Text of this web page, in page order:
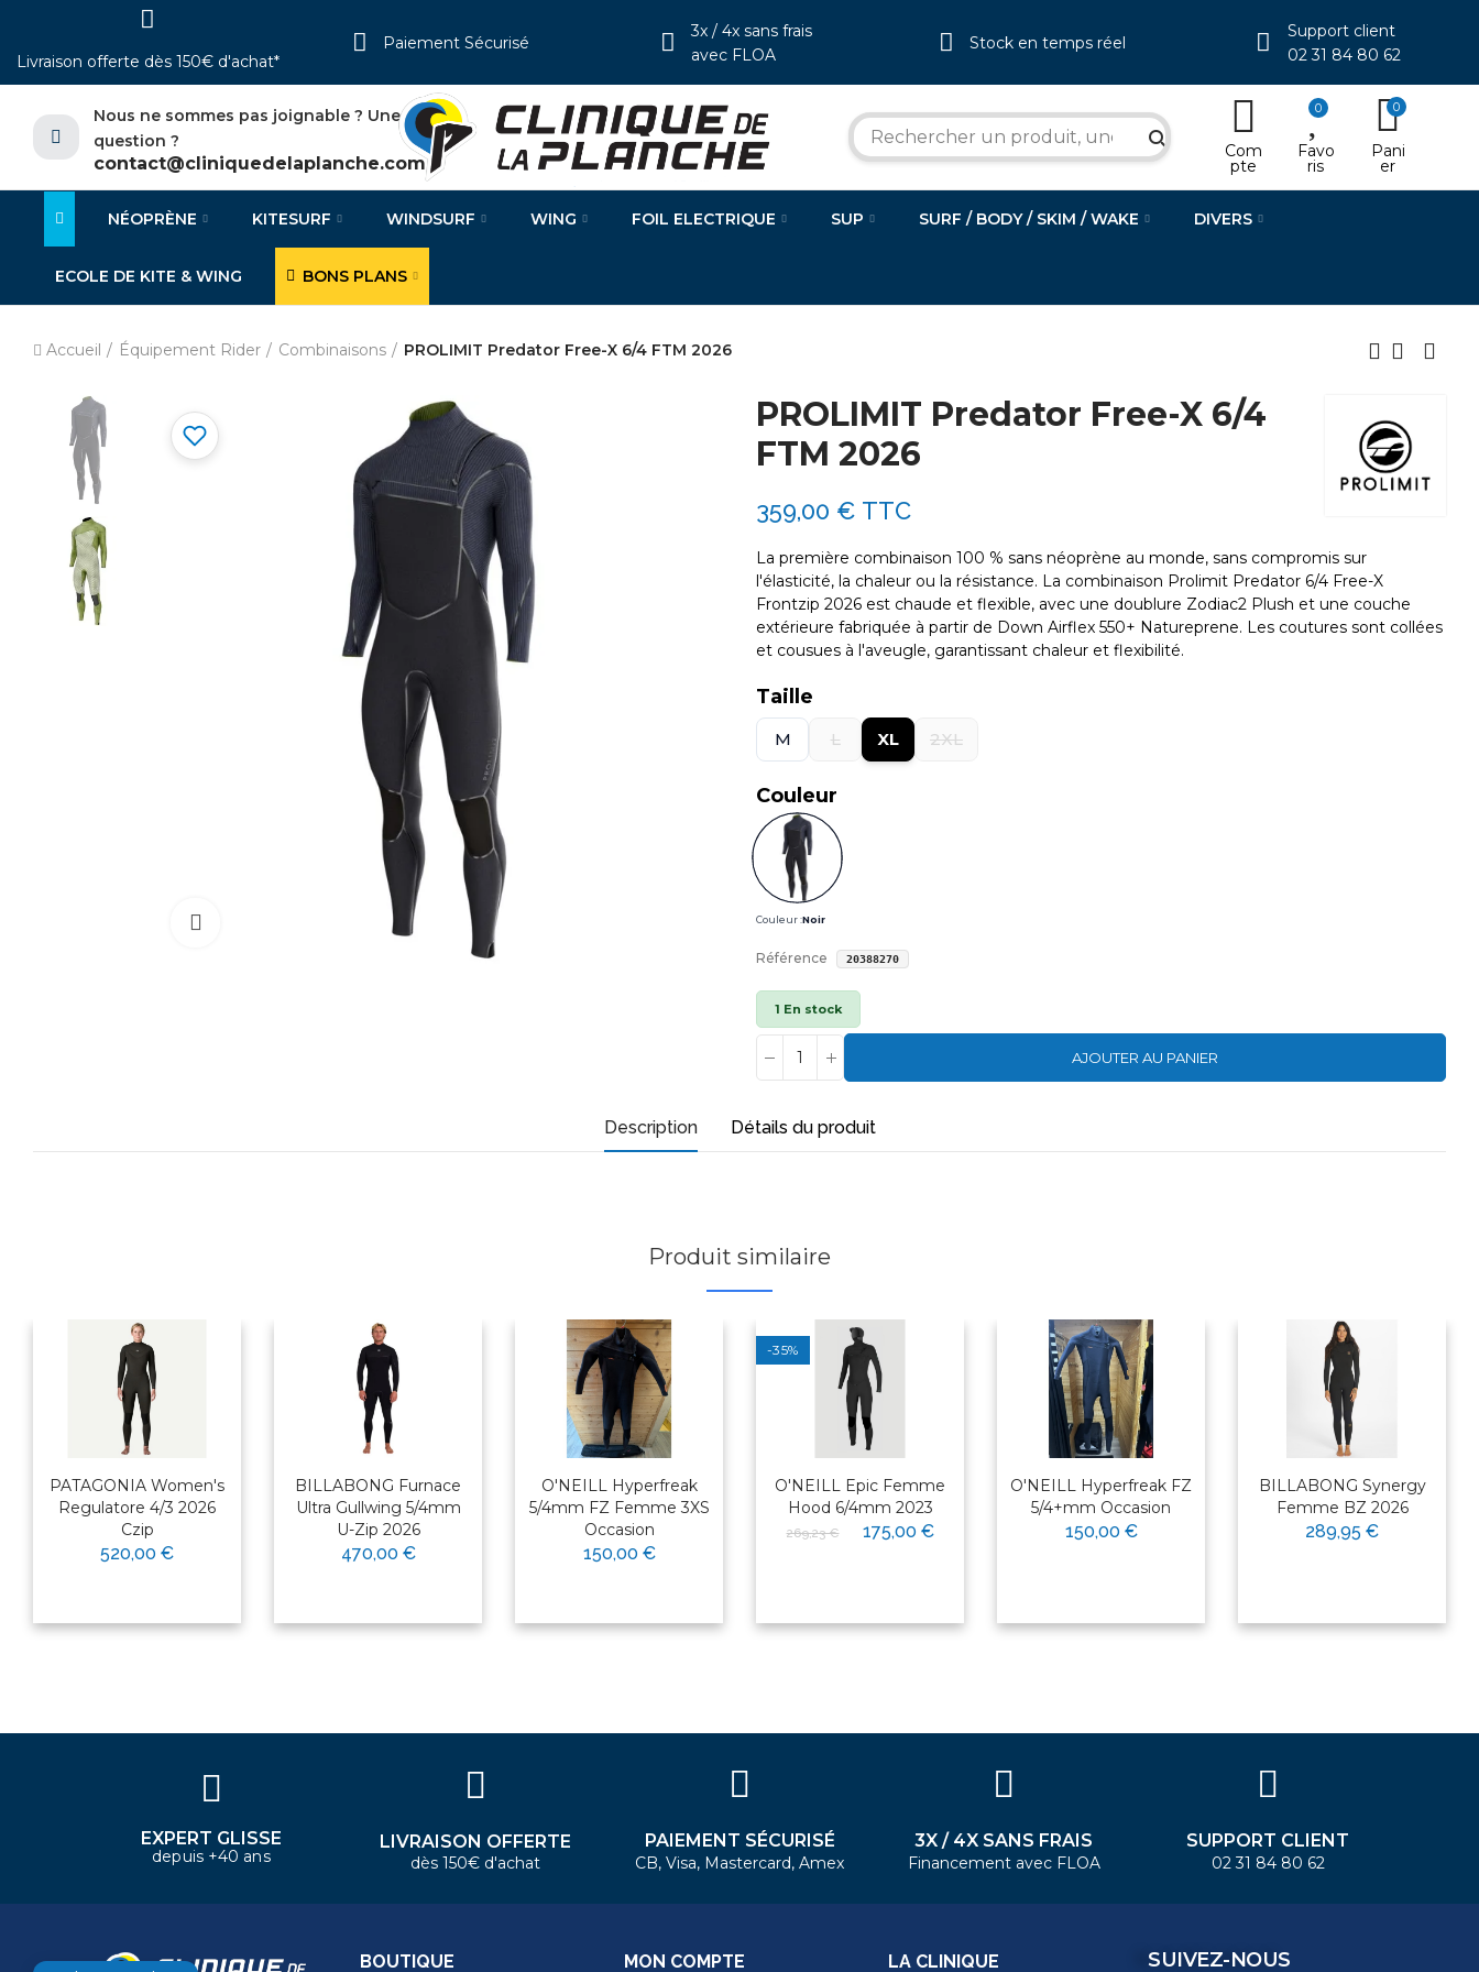
Livraison offerte dès 150€ d'achat*
Paiement Sécurisé
3x / 4x sans frais
avec FLOA
Stock en temps réel
Support client
02 31 84 80 62
Nous ne sommes pas joignable ? Une
question ?
contact@cliniquedelaplanche.com
search Com
pte
0
Favo
ris
0
Pani
er
NÉOPRÈNE KITESURF WINDSURF WING FOIL ELECTRIQUE SUP SURF / BODY / SKIM / WAKE DIVERS
ECOLE DE KITE & WING BONS PLANS
Accueil Équipement Rider Combinaisons PROLIMIT Predator Free-X 6/4 FTM 2026
PROLIMIT Predator Free-X 6/4
FTM 2026
359,00 € TTC
La première combinaison 100 % sans néoprène au monde, sans compromis sur
l'élasticité, la chaleur ou la résistance. La combinaison Prolimit Predator 6/4 Free-X
Frontzip 2026 est chaude et flexible, avec une doublure Zodiac2 Plush et une couche
extérieure fabriquée à partir de Down Airflex 550+ Natureprene. Les coutures sont collées
et cousues à l'aveugle, garantissant chaleur et flexibilité.
Taille
M L XL 2XL
Couleur
Couleur :Noir
Référence 20388270
1 En stock
AJOUTER AU PANIER
Description Détails du produit
Produit similaire
PATAGONIA Women's
Regulatore 4/3 2026
Czip
520,00 €
BILLABONG Furnace
Ultra Gullwing 5/4mm
U-Zip 2026
470,00 €
O'NEILL Hyperfreak
5/4mm FZ Femme 3XS
Occasion
150,00 €
-35%
O'NEILL Epic Femme
Hood 6/4mm 2023
269,23 € 175,00 €
O'NEILL Hyperfreak FZ
5/4+mm Occasion
150,00 €
BILLABONG Synergy
Femme BZ 2026
289,95 €
×
Bonjour ! Je suis votre expert
EXPERT GLISSE
depuis +40 ans
LIVRAISON OFFERTE
dès 150€ d'achat
PAIEMENT SÉCURISÉ
CB, Visa, Mastercard, Amex
3X / 4X SANS FRAIS
Financement avec FLOA
SUPPORT CLIENT
02 31 84 80 62
BOUTIQUE MON COMPTE LA CLINIQUE SUIVEZ-NOUS